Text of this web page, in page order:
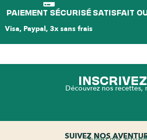
PAIEMENT SÉCURISÉ
Visa, Paypal, 3x sans frais
SATISFAIT
Découvrez nos
SUIVEZ NOS